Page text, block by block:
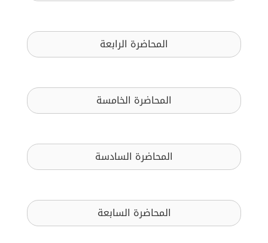
المحاضرة الرابعة
المحاضرة الخامسة
المحاضرة السادسة
المحاضرة السابعة